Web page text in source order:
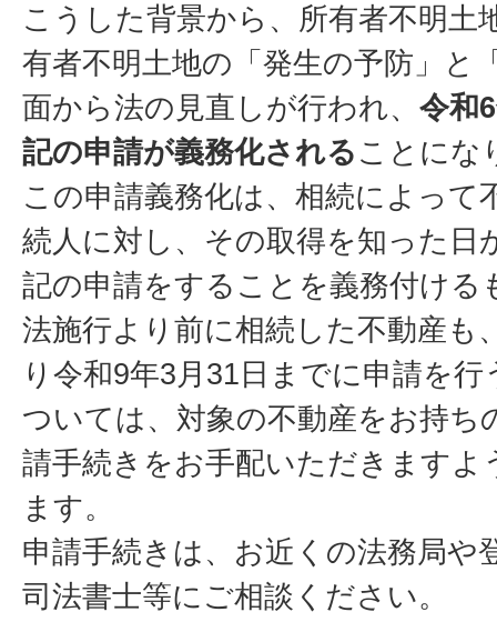
こうした背景から、所有者不明土
有者不明土地の「発生の予防」と
面から法の見直しが行われ、 令和
記の申請が義務化されることにな
この申請義務化は、相続によって
続人に対し、その取得を知った日
記の申請をすることを義務付ける
法施行より前に相続した不動産も
り令和9年3月31日までに申請を
ついては、対象の不動産をお持ち
請手続きをお手配いただきますよ
ます。
申請手続きは、お近くの法務局や
司法書士等にご相談ください。